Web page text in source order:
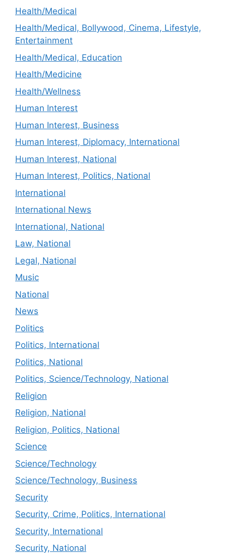
Health/Medical
Health/Medical, Bollywood, Cinema, Lifestyle,
Entertainment
Health/Medical, Education
Health/Medicine
Health/Wellness
Human Interest
Human Interest, Business
Human Interest, Diplomacy, International
Human Interest, National
Human Interest, Politics, National
International
International News
International, National
Law, National
Legal, National
Music
National
News
Politics
Politics, International
Politics, National
Politics, Science/Technology, National
Religion
Religion, National
Religion, Politics, National
Science
Science/Technology
Science/Technology, Business
Security
Security, Crime, Politics, International
Security, International
Security, National